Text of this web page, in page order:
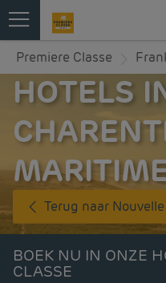
Premiere Classe
HOTELS
Terug naar
BOEK NU IN ONZE
CLASSE